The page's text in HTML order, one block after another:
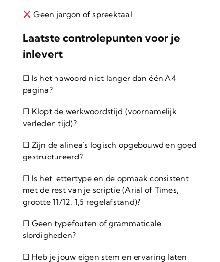
Geen jargon of spreektaal
Laatste controlepunten voor je
inlevert
☐ Is het nawoord niet langer dan één A4-
pagina?
☐ Klopt de werkwoordstijd (voornamelijk
verleden tijd)?
☐ Zijn de alinea’s logisch opgebouwd en goed
gestructureerd?
☐ Is het lettertype en de opmaak consistent
met de rest van je scriptie (Arial of Times,
grootte 11/12, 1,5 regelafstand)?
☐ Geen typefouten of grammaticale
slordigheden?
☐ Heb je jouw eigen stem en ervaring laten